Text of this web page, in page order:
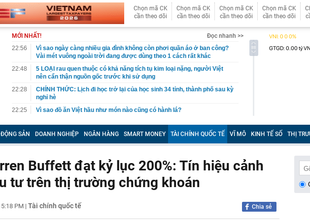
Chọn mã CK
cần theo dõi
Chọn mã CK
cần theo dõi
Chọn mã CK
cần theo dõi
Chọn mã CK
cần theo dõi
MỚI NHẤT!
Đọc nhanh >>
22:56
Vì sao ngày càng nhiều gia đình không còn phơi quần áo ở ban công?
Vài mét vuông ngoài trời đang được dùng theo 1 cách rất khác
22:48
5 LOẠI rau quen thuộc có khả năng tích tụ kim loại nặng, người Việt
nên cẩn thận nguồn gốc trước khi sử dụng
22:28
CHÍNH THỨC: Lịch đi học trở lại của học sinh 34 tỉnh, thành phố sau kỳ
nghỉ hè
22:25
Vì sao đồ ăn Việt hầu như món nào cũng có hành lá?
22:07
Không cần tặng quà, 5 câu nói này đủ sức khiến mối quan hệ phụ
huynh - giáo viên gắn bó khăng khít, con trẻ được hưởng lợi!
22:03
Ukraine tập kích Crimea, phá hủy hệ thống phòng không 15 triệu USD
22:02
Nam NSND, Giám đốc Nhà hát Chèo Quân đội mua ô tô tặng sinh nhật
vợ thiếu tá kém 12 tuổi
21:51
Một ô tô biển 29A "dính" gần 100 lần phạt nguội do chạy quá tốc độ quy
21:37
Tổng thống Trump bực bội vì lộ tin về kho đạn dược Mỹ
SẢN DOANH NGHIỆP NGÂN HÀNG SMART MONEY TÀI CHÍNH QUỐC TẾ VĨ MÔ KINH TẾ SỐ THỊ
Buffett đạt kỷ lục 200%: Tín hiệu cảnh
tư trên thị trường chứng khoán
PM | Tài chính quốc tế Chia sẻ